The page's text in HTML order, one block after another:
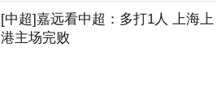
[中超]嘉远看中超：多打1人 上海上
港主场完败